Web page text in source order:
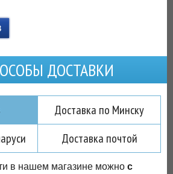
ДОСТАВКИ
Доставка по Минску
Доставка почтой
в нашем магазине можно с